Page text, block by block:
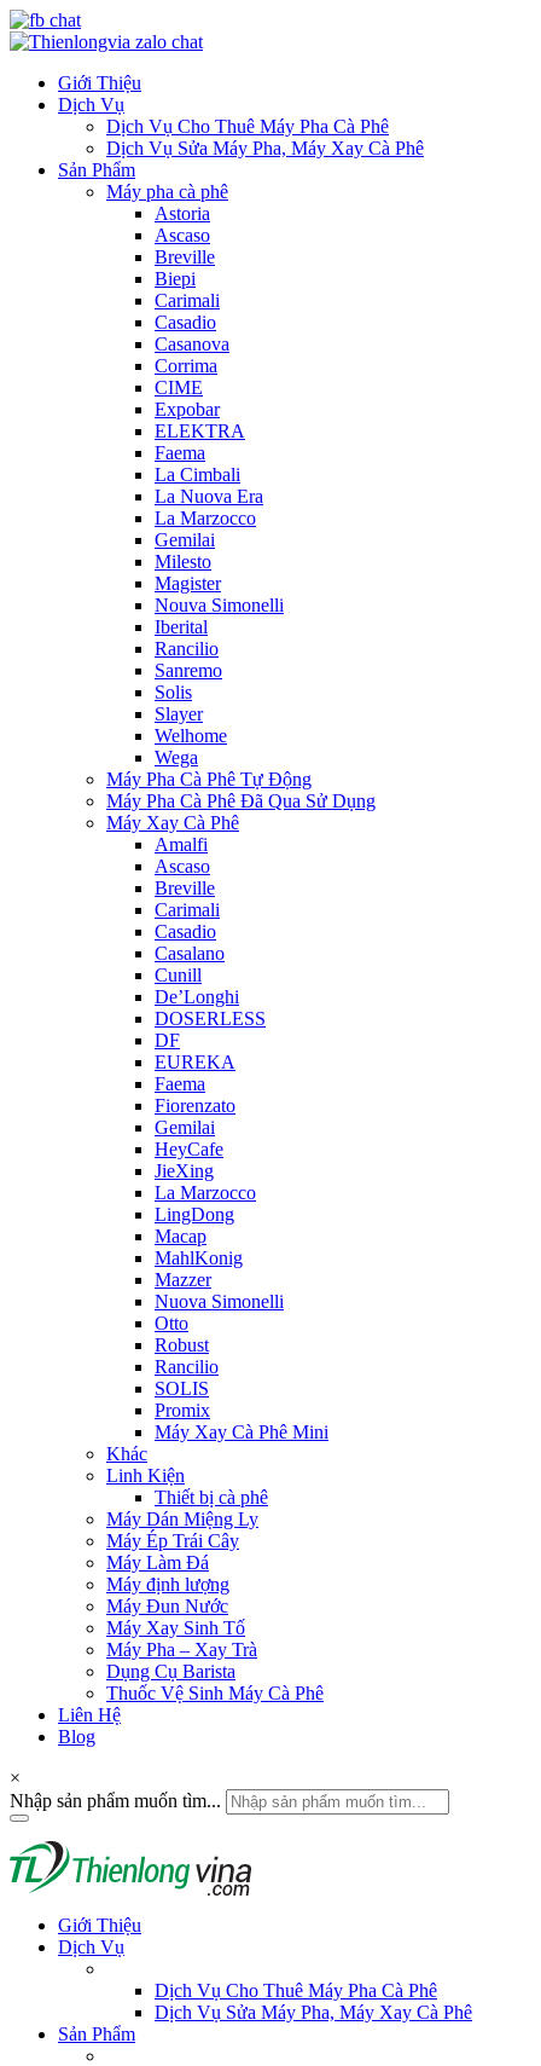
Giới Thiệu
Dịch Vụ
Dịch Vụ Cho Thuê Máy Pha Cà Phê
Dịch Vụ Sửa Máy Pha, Máy Xay Cà Phê
Sản Phẩm
Máy pha cà phê
Astoria
Ascaso
Breville
Biepi
Carimali
Casadio
Casanova
Corrima
CIME
Expobar
ELEKTRA
Faema
La Cimbali
La Nuova Era
La Marzocco
Gemilai
Milesto
Magister
Nouva Simonelli
Iberital
Rancilio
Sanremo
Solis
Slayer
Welhome
Wega
Máy Pha Cà Phê Tự Động
Máy Pha Cà Phê Đã Qua Sử Dụng
Máy Xay Cà Phê
Amalfi
Ascaso
Breville
Carimali
Casadio
Casalano
Cunill
De’Longhi
DOSERLESS
DF
EUREKA
Faema
Fiorenzato
Gemilai
HeyCafe
JieXing
La Marzocco
LingDong
Macap
MahlKonig
Mazzer
Nuova Simonelli
Otto
Robust
Rancilio
SOLIS
Promix
Máy Xay Cà Phê Mini
Khác
Linh Kiện
Thiết bị cà phê
Máy Dán Miệng Ly
Máy Ép Trái Cây
Máy Làm Đá
Máy định lượng
Máy Đun Nước
Máy Xay Sinh Tố
Máy Pha – Xay Trà
Dụng Cụ Barista
Thuốc Vệ Sinh Máy Cà Phê
Liên Hệ
Blog
×
Nhập sản phẩm muốn tìm...
Giới Thiệu
Dịch Vụ
Dịch Vụ Cho Thuê Máy Pha Cà Phê
Dịch Vụ Sửa Máy Pha, Máy Xay Cà Phê
Sản Phẩm